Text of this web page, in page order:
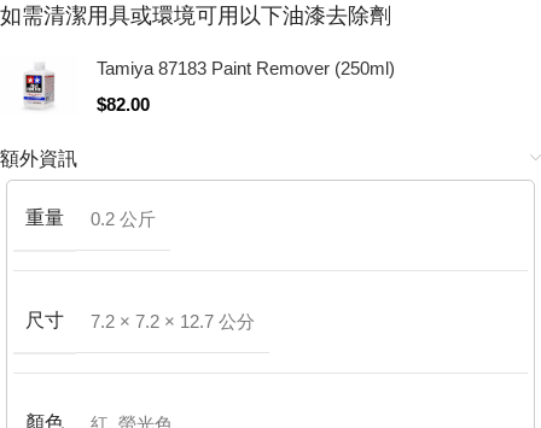
如需清潔用具或環境可用以下油漆去除劑
Tamiya 87183 Paint Remover (250ml)
$82.00
額外資訊
重量 0.2 公斤
尺寸 7.2 × 7.2 × 12.7 公分
顏色